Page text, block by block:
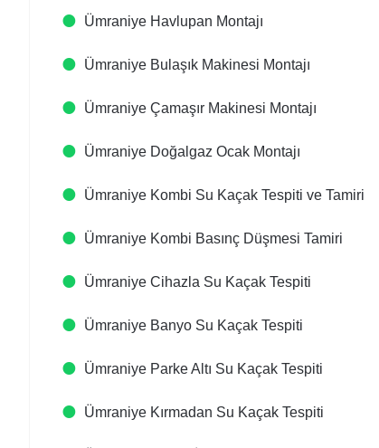
Ümraniye Havlupan Montajı
Ümraniye Bulaşık Makinesi Montajı
Ümraniye Çamaşır Makinesi Montajı
Ümraniye Doğalgaz Ocak Montajı
Ümraniye Kombi Su Kaçak Tespiti ve Tamiri
Ümraniye Kombi Basınç Düşmesi Tamiri
Ümraniye Cihazla Su Kaçak Tespiti
Ümraniye Banyo Su Kaçak Tespiti
Ümraniye Parke Altı Su Kaçak Tespiti
Ümraniye Kırmadan Su Kaçak Tespiti